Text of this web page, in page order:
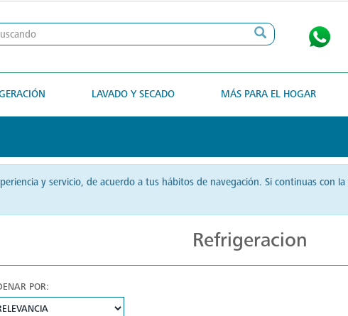
LAVADO Y SECADO MÁS PARA EL HOGAR
y servicio, de acuerdo a tus hábitos de navegación. Si continuas con
Refrigeracion
POR: